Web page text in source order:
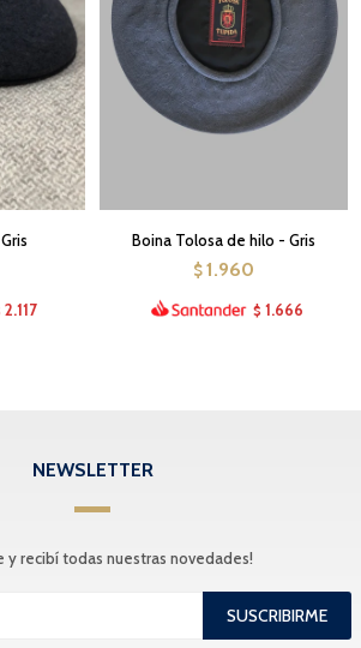
2.117
Boina Tolosa de hilo - Gris
$ 1.960
$ 1.666
NEWSLETTER
y recibí todas nuestras novedades!
SUSCRIBIRME